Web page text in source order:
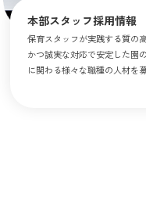
本部スタッフ採用情報
保育スタッフが実践する質の
かつ誠実な対応で安定した園
に関わる様々な職種の人材を